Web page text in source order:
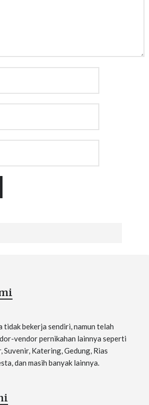
tidak bekerja sendiri, namun telah
vendor pernikahan lainnya seperti
Katering, Gedung, Rias
dan masih banyak lainnya.